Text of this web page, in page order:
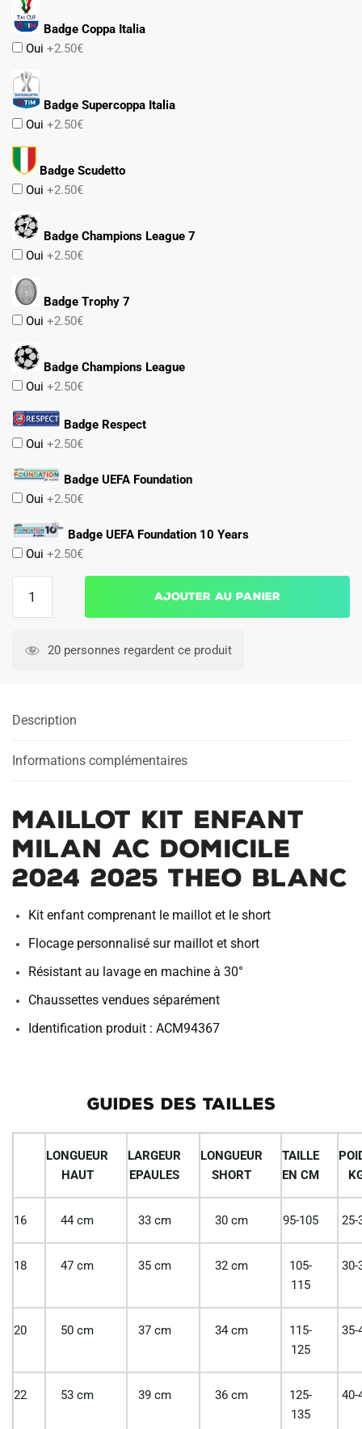
Badge Coppa Italia
Oui +2.50€
Badge Supercoppa Italia
Oui +2.50€
Badge Scudetto
Oui +2.50€
Badge Champions League 7
Oui +2.50€
Badge Trophy 7
Oui +2.50€
Badge Champions League
Oui +2.50€
Badge Respect
Oui +2.50€
Badge UEFA Foundation
Oui +2.50€
Badge UEFA Foundation 10 Years
Oui +2.50€
Domicile
2025
Ajouter au panier
20 personnes regardent ce produit
Description
Informations complémentaires
Maillot Kit Enfant
Milan AC Domicile
2024 2025 Theo Blanc
Kit enfant comprenant le maillot et le short
Flocage personnalisé sur maillot et short
Résistant au lavage en machine à 30°
Chaussettes vendues séparément
Identification produit : ACM94367
GUIDES DES TAILLES
LONGUEUR
HAUT
LARGEUR
EPAULES
LONGUEUR
SHORT
TAILLE
EN CM
16 44 cm 33 cm 30 cm 95-105 25-
18 47 cm 35 cm 32 cm
105-
115
30-
20 50 cm 37 cm 34 cm
115-
125
35-
22 53 cm 39 cm 36 cm
125-
135
40-